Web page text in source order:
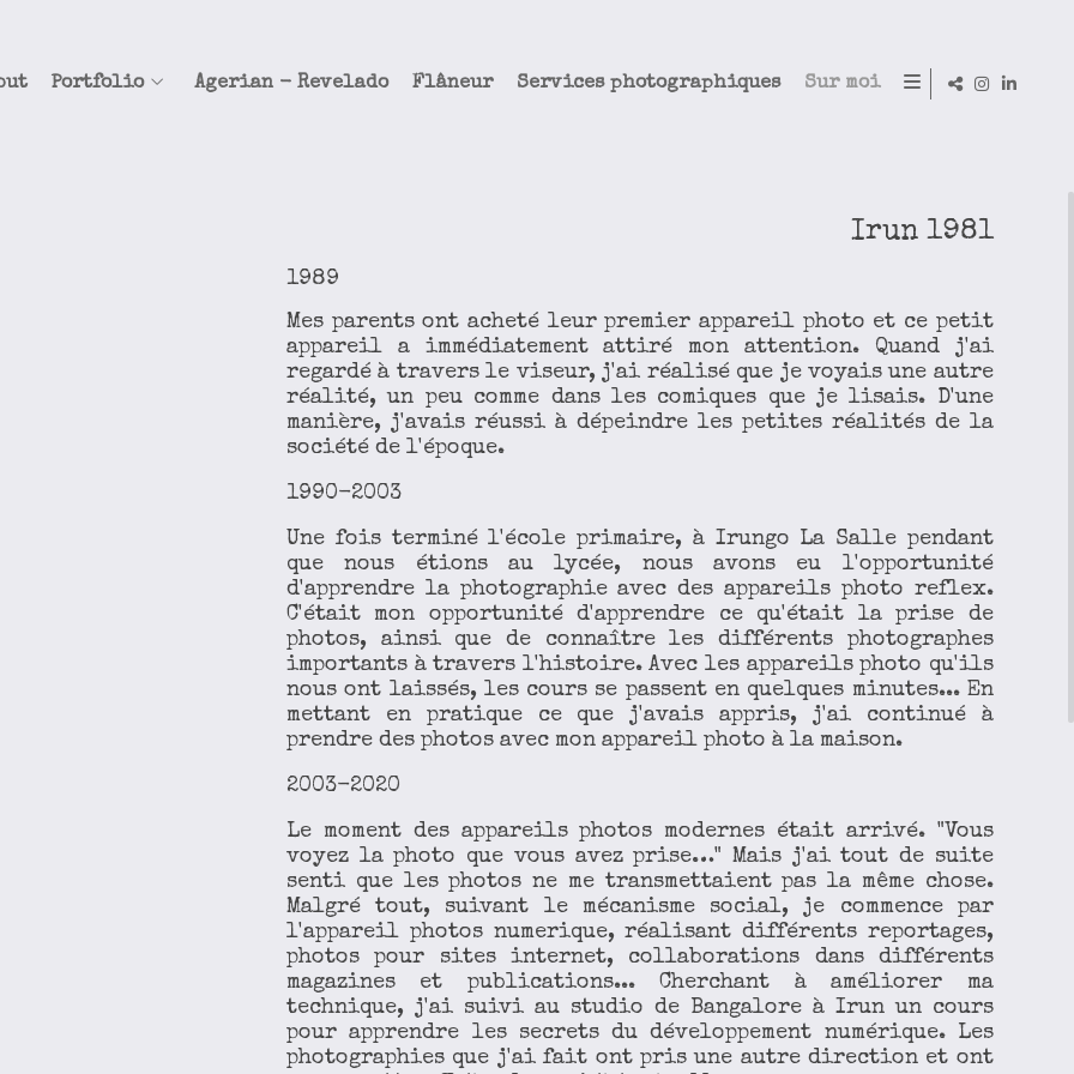
Portfolio Agerian - Revelado Flâneur Services photographiques Sur moi
Irun 1981
1989
Mes parents ont acheté leur premier appareil photo et ce petit
appareil a immédiatement attiré mon attention. Quand j'ai
regardé à travers le viseur, j'ai réalisé que je voyais une autre
réalité, un peu comme dans les comiques que je lisais. D'une
manière, j'avais réussi à dépeindre les petites réalités de la
société de l'époque.
1990-2003
Une fois terminé l'école primaire, à Irungo La Salle pendant
que nous étions au lycée, nous avons eu l'opportunité
d'apprendre la photographie avec des appareils photo reflex.
C'était mon opportunité d'apprendre ce qu'était la prise de
photos, ainsi que de connaître les différents photographes
importants à travers l'histoire. Avec les appareils photo qu'ils
nous ont laissés, les cours se passent en quelques minutes... En
mettant en pratique ce que j'avais appris, j'ai continué à
prendre des photos avec mon appareil photo à la maison.
2003-2020
Le moment des appareils photos modernes était arrivé. "Vous
voyez la photo que vous avez prise…" Mais j'ai tout de suite
senti que les photos ne me transmettaient pas la même chose.
Malgré tout, suivant le mécanisme social, je commence par
l'appareil photos numerique, réalisant différents reportages,
photos pour sites internet, collaborations dans différents
magazines et publications... Cherchant à améliorer ma
technique, j'ai suivi au studio de Bangalore à Irun un cours
pour apprendre les secrets du développement numérique. Les
photographies que j'ai fait ont pris une autre direction et ont